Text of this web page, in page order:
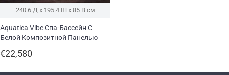
240.6 Д x 195.4 Ш x 85 В см
Aquatica Vibe Спа-Бассейн С
Белой Композитной Панелью
€22,580